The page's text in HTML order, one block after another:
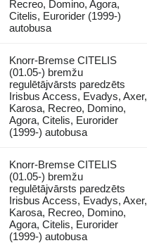
Recreo, Domino, Agora,
Citelis, Eurorider (1999-)
autobusa
Knorr-Bremse CITELIS
(01.05-) bremžu
regulētājvārsts paredzēts
Irisbus Access, Evadys, Axer,
Karosa, Recreo, Domino,
Agora, Citelis, Eurorider
(1999-) autobusa
Knorr-Bremse CITELIS
(01.05-) bremžu
regulētājvārsts paredzēts
Irisbus Access, Evadys, Axer,
Karosa, Recreo, Domino,
Agora, Citelis, Eurorider
(1999-) autobusa